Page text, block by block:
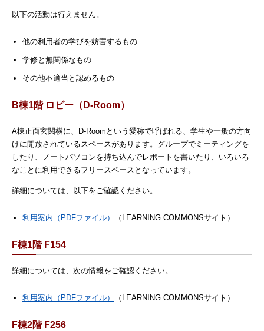
以下の活動は行えません。
他の利用者の学びを妨害するもの
学修と無関係なもの
その他不適当と認めるもの
B棟1階 ロビー（D-Room）
A棟正面玄関横に、D-Roomという愛称で呼ばれる、学生や一般の方向
けに開放されているスペースがあります。グループでミーティングを
したり、ノートパソコンを持ち込んでレポートを書いたり、いろいろ
なことに利用できるフリースペースとなっています。
詳細については、以下をご確認ください。
利用案内（PDFファイル） （LEARNING COMMONSサイト）
F棟1階 F154
詳細については、次の情報をご確認ください。
利用案内（PDFファイル） （LEARNING COMMONSサイト）
F棟2階 F256